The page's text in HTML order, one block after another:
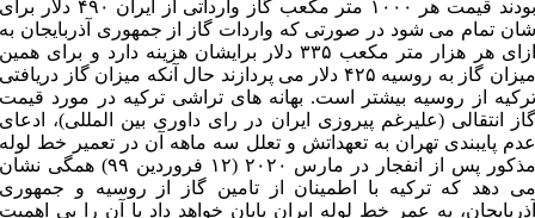
بودند قیمت هر ۱۰۰۰ متر مکعب گاز وارداتی از ایران ۴۹۰ دلار برای
شان تمام می شود در صورتی که واردات گاز از جمهوری آذربایجان به
ازای هر هزار متر مکعب ۳۳۵ دلار برایشان هزینه دارد و برای همین
میزان گاز به روسیه ۴۲۵ دلار می پردازند حال آنکه میزان گاز دریافتی
ترکیه از روسیه بیشتر است. بهانه های تراشی ترکیه در مورد قیمت
گاز انتقالی (علیرغم پیروزی ایران در رای داوری بین المللی)، ادعای
عدم پایبندی تهران به تعهداتش و تعلل سه ماهه آن در تعمیر خط لوله
مذکور پس از انفجار در مارس ۲۰۲۰ (۱۲ فروردین ۹۹) همگی نشان
می دهد که ترکیه با اطمینان از تامین گاز از روسیه و جمهوری
آذربایجان، به عمر خط لوله ایران پایان خواهد داد یا آن را بی اهمیت